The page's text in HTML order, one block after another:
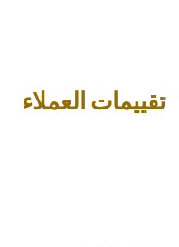
تقييمات العملاء